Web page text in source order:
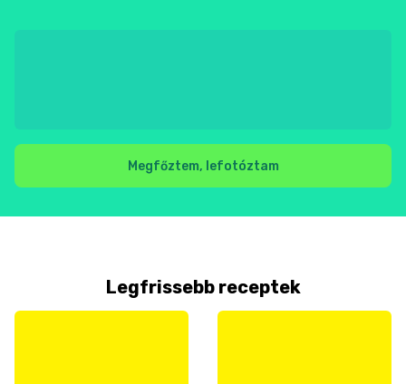
Megfőztem, lefotóztam
Legfrissebb receptek